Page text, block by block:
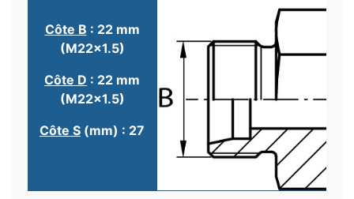
Côte B : 22 mm
(M22x1.5)
Côte D : 22 mm
(M22x1.5)
Côte S (mm) : 27